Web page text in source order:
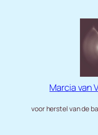
Marcia van
voor herstel van de